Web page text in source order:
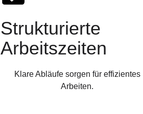
Strukturierte
Arbeitszeiten
Klare Abläufe sorgen für effizientes
Arbeiten.